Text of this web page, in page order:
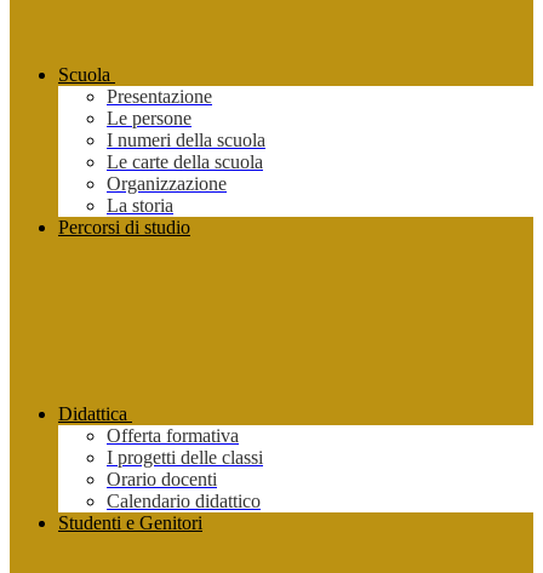
Scuola
Presentazione
Le persone
I numeri della scuola
Le carte della scuola
Organizzazione
La storia
Percorsi di studio
Didattica
Offerta formativa
I progetti delle classi
Orario docenti
Calendario didattico
Studenti e Genitori